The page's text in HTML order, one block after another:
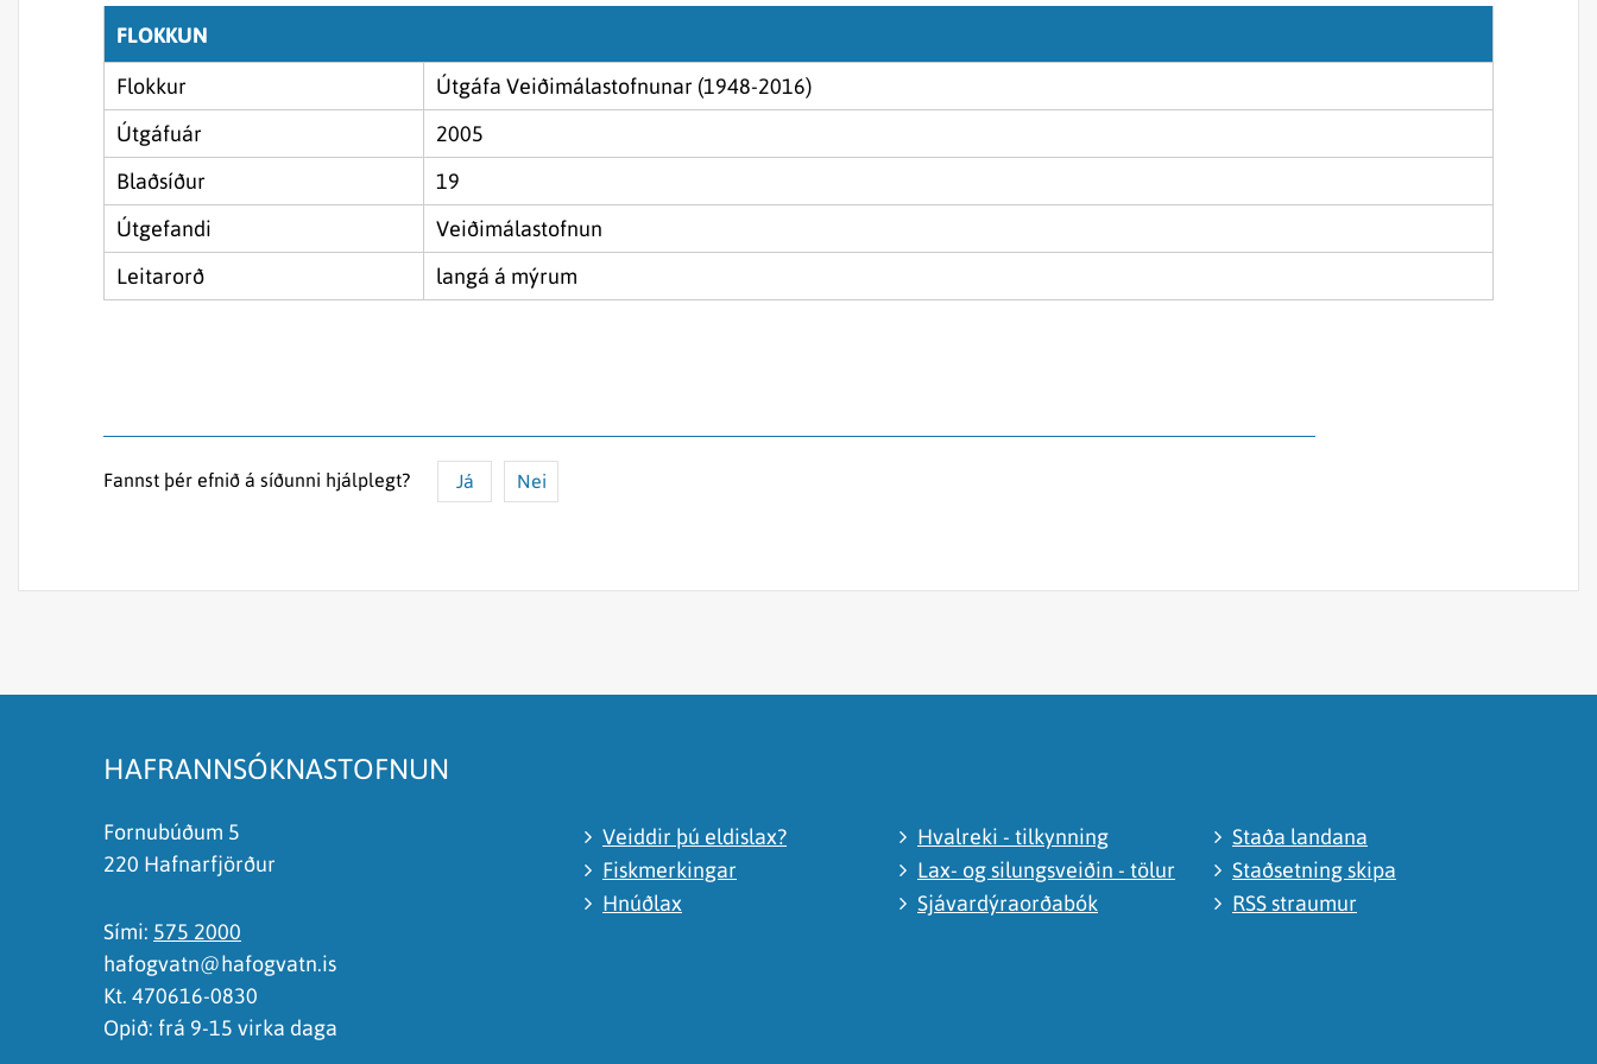
FLOKKUN
Flokkur
Útgáfa Veiðimálastofnunar (1948-2016)
Útgáfuár
2005
Blaðsíður
19
Útgefandi
Veiðimálastofnun
Leitarorð
langá á mýrum
Fannst þér efnið á síðunni hjálplegt? Já Nei
HAFRANNSÓKNASTOFNUN
Fornubúðum 5
220 Hafnarfjörður
Sími: 575 2000
hafogvatn@hafogvatn.is
Kt. 470616-0830
Opið: frá 9-15 virka daga
Veiddir þú eldislax?
Fiskmerkingar
Hnúðlax
Hvalreki - tilkynning
Lax- og silungsveiðin - tölur
Sjávardýraorðabók
Staða landana
Staðsetning skipa
RSS straumur